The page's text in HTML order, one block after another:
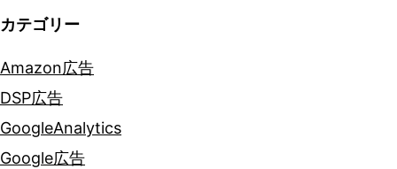
カテゴリー
Amazon広告
DSP広告
GoogleAnalytics
Google広告